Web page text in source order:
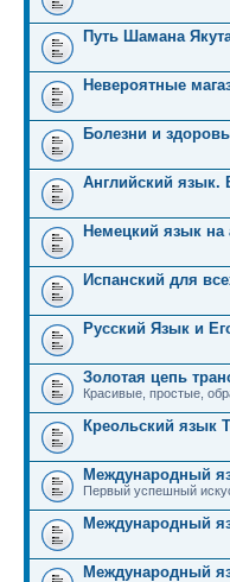
Путь Шамана
Невероятные
Болезни и
Английский
Немецкий язык на
Испанский для
Русский Язык и
Золотая цепь
Красивые, простые,
Креольский язык
Международный
Первый успешный
Международный
Международный